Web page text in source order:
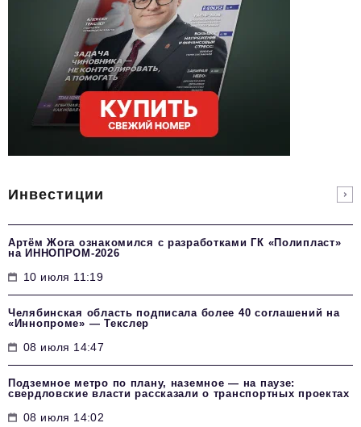
Инвестиции
Артём Жога ознакомился с разработками ГК «Полипласт»
на ИННОПРОМ-2026
10 июля 11:19
Челябинская область подписала более 40 соглашений на
«Иннопроме» — Текслер
08 июля 14:47
Подземное метро по плану, наземное — на паузе:
свердловские власти рассказали о транспортных проектах
08 июля 14:02